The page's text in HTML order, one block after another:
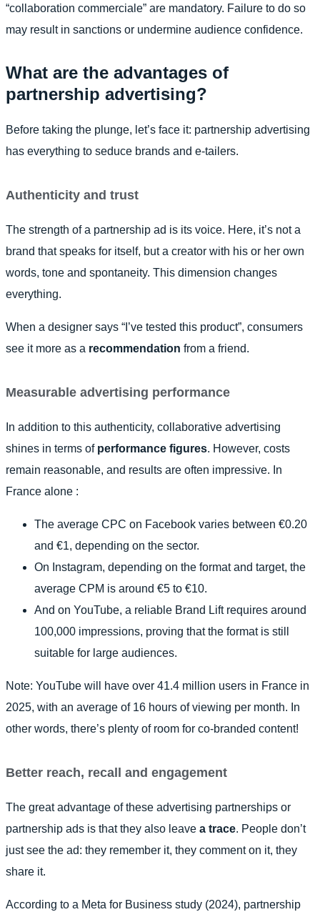
“collaboration commerciale” are mandatory. Failure to do so
may result in sanctions or undermine audience confidence.
What are the advantages of
partnership advertising?
Before taking the plunge, let’s face it: partnership advertising
has everything to seduce brands and e-tailers.
Authenticity and trust
The strength of a partnership ad is its voice. Here, it’s not a
brand that speaks for itself, but a creator with his or her own
words, tone and spontaneity. This dimension changes
everything.
When a designer says “I’ve tested this product”, consumers
see it more as a recommendation from a friend.
Measurable advertising performance
In addition to this authenticity, collaborative advertising
shines in terms of performance figures. However, costs
remain reasonable, and results are often impressive. In
France alone :
The average CPC on Facebook varies between €0.20
and €1, depending on the sector.
On Instagram, depending on the format and target, the
average CPM is around €5 to €10.
And on YouTube, a reliable Brand Lift requires around
100,000 impressions, proving that the format is still
suitable for large audiences.
Note: YouTube will have over 41.4 million users in France in
2025, with an average of 16 hours of viewing per month. In
other words, there’s plenty of room for co-branded content!
Better reach, recall and engagement
The great advantage of these advertising partnerships or
partnership ads is that they also leave a trace. People don’t
just see the ad: they remember it, they comment on it, they
share it.
According to a Meta for Business study (2024), partnership